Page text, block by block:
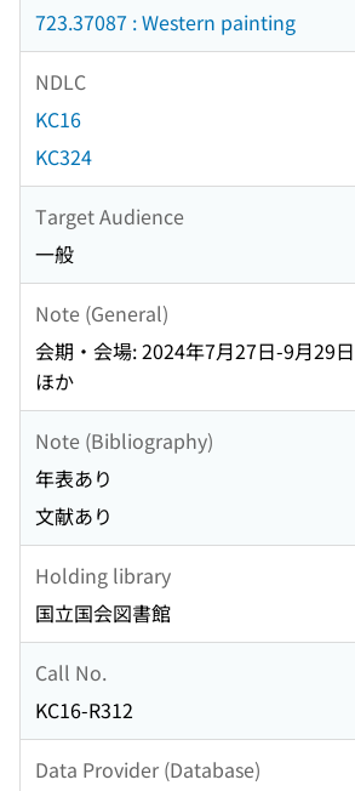
723.37087 : Western painting
NDLC
KC16
KC324
Target Audience
一般
Note (General)
会期・会場: 2024年7月27日-9月29
ほか
Note (Bibliography)
年表あり
文献あり
Holding library
国立国会図書館
Call No.
KC16-R312
Data Provider (Database)